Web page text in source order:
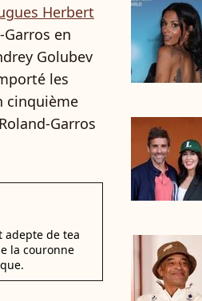
Herbert
en
Golubev
les
cinquième
Garros
adepte de tea
la couronne